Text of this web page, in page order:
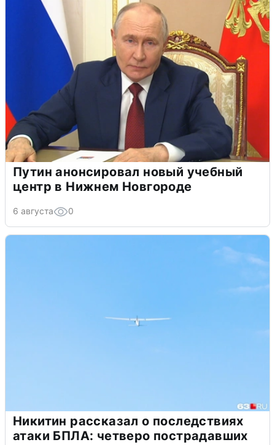
Путин анонсировал новый учебный
центр в Нижнем Новгороде
6 августа 0
Никитин рассказал о последствиях
атаки БПЛА: четверо пострадавших